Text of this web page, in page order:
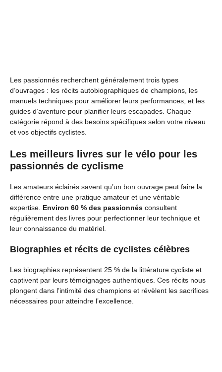
Les passionnés recherchent généralement trois types
d’ouvrages : les récits autobiographiques de champions, les
manuels techniques pour améliorer leurs performances, et les
guides d’aventure pour planifier leurs escapades. Chaque
catégorie répond à des besoins spécifiques selon votre niveau
et vos objectifs cyclistes.
Les meilleurs livres sur le vélo pour les
passionnés de cyclisme
Les amateurs éclairés savent qu’un bon ouvrage peut faire la
différence entre une pratique amateur et une véritable
expertise. Environ 60 % des passionnés consultent
régulièrement des livres pour perfectionner leur technique et
leur connaissance du matériel.
Biographies et récits de cyclistes célèbres
Les biographies représentent 25 % de la littérature cycliste et
captivent par leurs témoignages authentiques. Ces récits nous
plongent dans l’intimité des champions et révèlent les sacrifices
nécessaires pour atteindre l’excellence.